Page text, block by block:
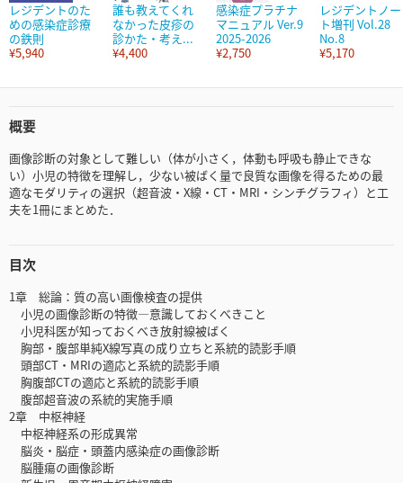
レジデントのた
めの感染症診療
の鉄則
¥5,940
誰も教えてくれ
なかった皮疹の
診かた・考え...
¥4,400
感染症プラチナ
マニュアル Ver.9
2025-2026
¥2,750
レジデントノー
ト増刊 Vol.28
No.8
¥5,170
概要
画像診断の対象として難しい（体が小さく，体動も呼吸も静止できな
い）小児の特徴を理解し，少ない被ばく量で良質な画像を得るための最
適なモダリティの選択（超音波・X線・CT・MRI・シンチグラフィ）と工
夫を1冊にまとめた．
目次
1章 総論：質の高い画像検査の提供
小児の画像診断の特徴—意識しておくべきこと
小児科医が知っておくべき放射線被ばく
胸部・腹部単純X線写真の成り立ちと系統的読影手順
頭部CT・MRIの適応と系統的読影手順
胸腹部CTの適応と系統的読影手順
腹部超音波の系統的実施手順
2章 中枢神経
中枢神経系の形成異常
脳炎・脳症・頭蓋内感染症の画像診断
脳腫瘍の画像診断